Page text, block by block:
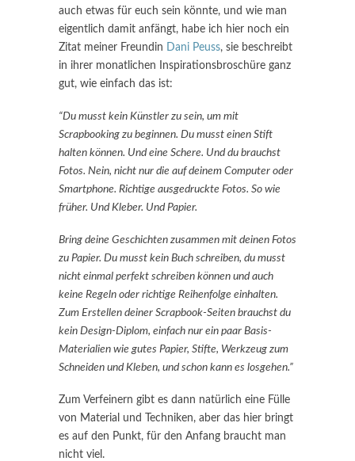
auch etwas für euch sein könnte, und wie man
eigentlich damit anfängt, habe ich hier noch ein
Zitat meiner Freundin Dani Peuss, sie beschreibt
in ihrer monatlichen Inspirationsbroschüre ganz
gut, wie einfach das ist:
“Du musst kein Künstler zu sein, um mit
Scrapbooking zu beginnen. Du musst einen Stift
halten können. Und eine Schere. Und du brauchst
Fotos. Nein, nicht nur die auf deinem Computer oder
Smartphone. Richtige ausgedruckte Fotos. So wie
früher. Und Kleber. Und Papier.
Bring deine Geschichten zusammen mit deinen Fotos
zu Papier. Du musst kein Buch schreiben, du musst
nicht einmal perfekt schreiben können und auch
keine Regeln oder richtige Reihenfolge einhalten.
Zum Erstellen deiner Scrapbook-Seiten brauchst du
kein Design-Diplom, einfach nur ein paar Basis-
Materialien wie gutes Papier, Stifte, Werkzeug zum
Schneiden und Kleben, und schon kann es losgehen.”
Zum Verfeinern gibt es dann natürlich eine Fülle
von Material und Techniken, aber das hier bringt
es auf den Punkt, für den Anfang braucht man
nicht viel.